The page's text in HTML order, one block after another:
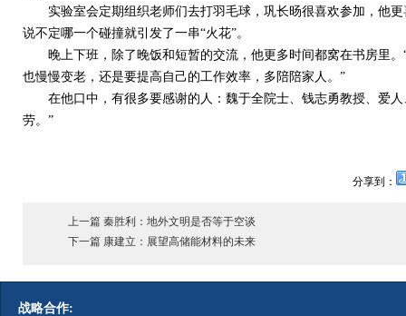
实验室会定期组织老师们去打羽毛球，巩长旸很喜欢参加，他更
说不定哪一个碰撞就引发了一串“火花”。
晚上下班，除了晚饭和短暂的交流，他更多时间都窝在书房里。
也慢慢变老，还是要提高自己的工作效率，多陪陪家人。”
在他口中，有很多要感谢的人：魏于全院士、钱志勇教授、爱
劳。”
分享到：
上一篇 秦胜利：地外文明是否等于空谈
下一篇 康建立：展望高储能材料的未来
战略合作: